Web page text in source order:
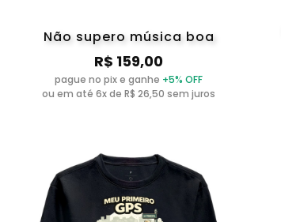
Não supero música boa
R$ 159,00
pague no pix e ganhe +5% OFF
ou em até 6x de R$ 26,50 sem juros